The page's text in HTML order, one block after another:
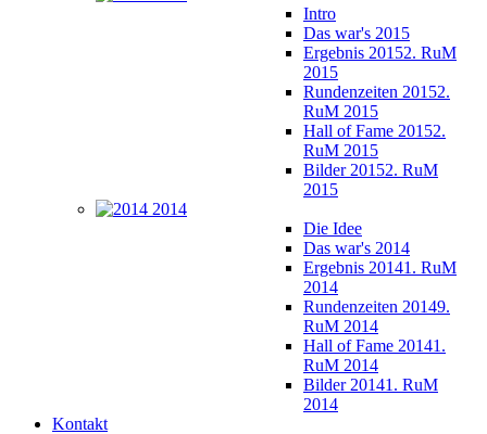
Intro
Das war's 2015
Ergebnis 20152. RuM
2015
Rundenzeiten 20152.
RuM 2015
Hall of Fame 20152.
RuM 2015
Bilder 20152. RuM
2015
2014
Die Idee
Das war's 2014
Ergebnis 20141. RuM
2014
Rundenzeiten 20149.
RuM 2014
Hall of Fame 20141.
RuM 2014
Bilder 20141. RuM
2014
Kontakt